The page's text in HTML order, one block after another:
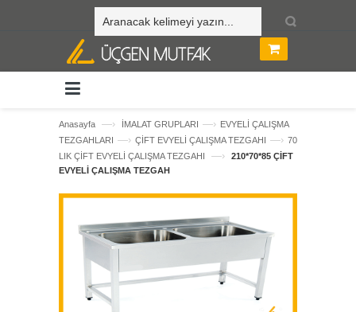
Anasayfa —› İMALAT GRUPLARI —› EVYELİ ÇALIŞMA
TEZGAHLARI —› ÇİFT EVYELİ ÇALIŞMA TEZGAHI —› 70
LIK ÇİFT EVYELİ ÇALIŞMA TEZGAHI
—›
210*70*85 ÇİFT
EVYELİ ÇALIŞMA TEZGAH